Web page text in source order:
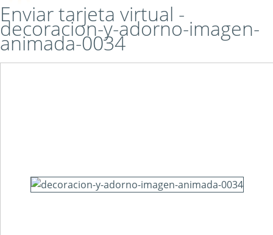
Enviar tarjeta virtual -
decoracion-y-adorno-imagen-
animada-0034